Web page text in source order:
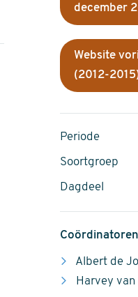
december
Website
(2012-
Periode
Soortgroep
Dagdeel
Coördinatoren
Albert de
Harvey